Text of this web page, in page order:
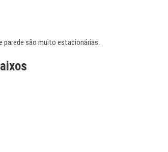
parede são muito estacionárias.